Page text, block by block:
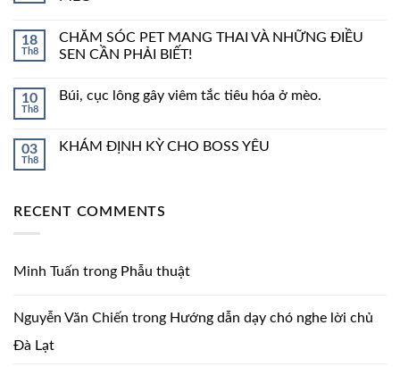
18
Th8
CHĂM SÓC PET MANG THAI VÀ NHỮNG ĐIỀU
SEN CẦN PHẢI BIẾT!
10
Th8
Búi, cục lông gây viêm tắc tiêu hóa ở mèo.
03
Th8
KHÁM ĐỊNH KỲ CHO BOSS YÊU
RECENT COMMENTS
Minh Tuấn trong Phẫu thuật
Nguyễn Văn Chiến trong Hướng dẫn dạy chó nghe lời chủ
Đà Lạt